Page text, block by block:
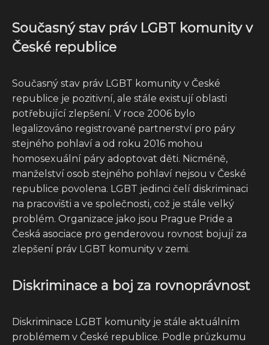
Současný stav práv LGBT komunity v
České republice
Současný stav práv LGBT komunity v České
republice je pozitivní, ale stále existují oblasti
potřebující zlepšení. V roce 2006 bylo
legalizováno registrované partnerství pro páry
stejného pohlaví a od roku 2016 mohou
homosexuální páry adoptovat děti. Nicméně,
manželství osob stejného pohlaví nejsou v České
republice povolena. LGBT jedinci čelí diskriminaci
na pracovišti a ve společnosti, což je stále velký
problém. Organizace jako jsou Prague Pride a
Česká asociace pro genderovou rovnost bojují za
zlepšení práv LGBT komunity v zemi.
Diskriminace a boj za rovnoprávnost
Diskriminace LGBT komunity je stále aktuálním
problémem v České republice. Podle průzkumu